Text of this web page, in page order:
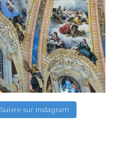
Suivre sur Instagram